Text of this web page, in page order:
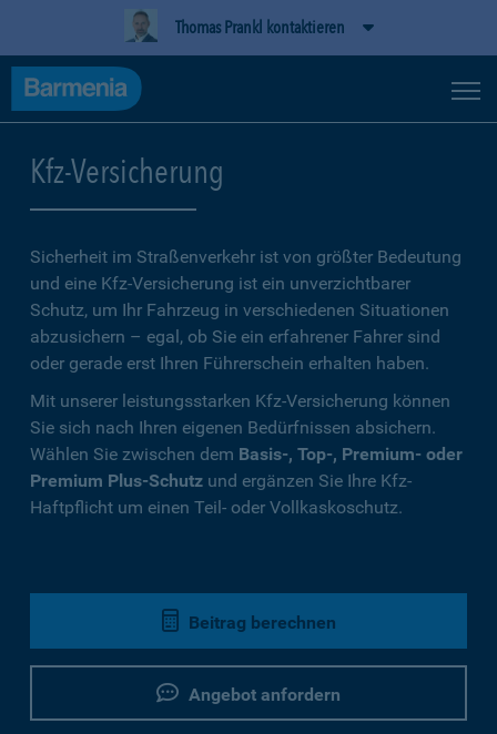
Thomas Prankl kontaktieren
Kfz-Versicherung
Sicherheit im Straßenverkehr ist von größter Bedeutung
und eine Kfz-Versicherung ist ein unverzichtbarer
Schutz, um Ihr Fahrzeug in verschiedenen Situationen
abzusichern – egal, ob Sie ein erfahrener Fahrer sind
oder gerade erst Ihren Führerschein erhalten haben.
Mit unserer leistungsstarken Kfz-Versicherung können
Sie sich nach Ihren eigenen Bedürfnissen absichern.
Wählen Sie zwischen dem Basis-, Top-, Premium- oder
Premium Plus-Schutz und ergänzen Sie Ihre Kfz-
Haftpflicht um einen Teil- oder Vollkaskoschutz.
Beitrag berechnen
Angebot anfordern